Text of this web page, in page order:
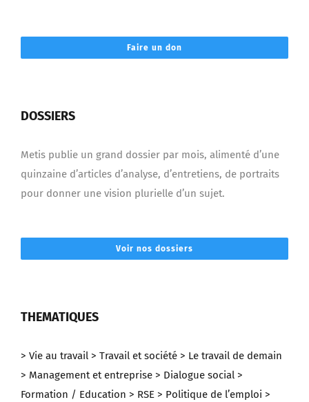
Faire un don
DOSSIERS
Metis publie un grand dossier par mois, alimenté d’une
quinzaine d’articles d’analyse, d’entretiens, de portraits
pour donner une vision plurielle d’un sujet.
Voir nos dossiers
THEMATIQUES
> Vie au travail > Travail et société > Le travail de demain
> Management et entreprise > Dialogue social >
Formation / Education > RSE > Politique de l’emploi >